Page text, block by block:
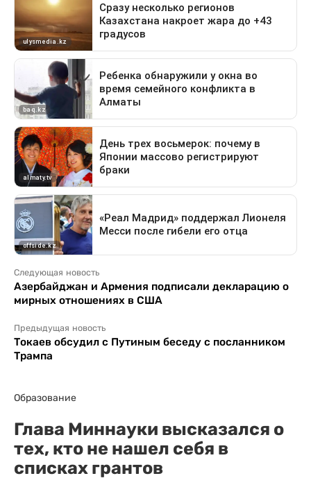
Следующая новость
Азербайджан и Армения подписали декларацию о
мирных отношениях в США
Предыдущая новость
Токаев обсудил с Путиным беседу с посланником
Трампа
Образование
Глава Миннауки высказался о
тех, кто не нашел себя в
списках грантов